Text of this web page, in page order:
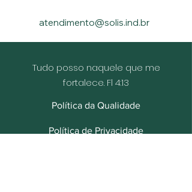
atendimento@solis.ind.br
Tudo posso naquele que me
fortalece. Fl 4:13
Política da Qualidade
Política de Privacidade